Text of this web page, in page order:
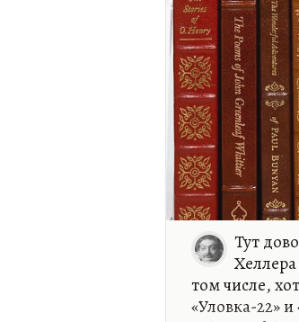
Тут
том числе,
«Уловка-22»